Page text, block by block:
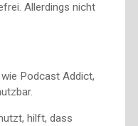
Allerdings nicht
Podcast Addict,
hilft, dass